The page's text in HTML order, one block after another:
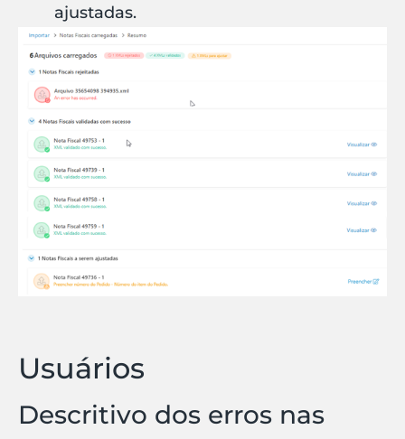
ajustadas.
Usuários
Descritivo dos erros nas